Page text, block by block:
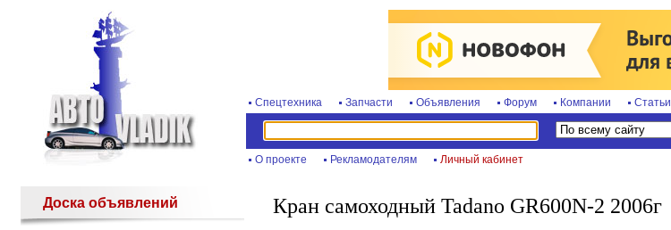
Спецтехника Запчасти Объявления Форум Компании Статьи
О проекте Рекламодателям Личный кабинет
Доска объявлений Кран самоходный Tadano GR600N-2 2006г